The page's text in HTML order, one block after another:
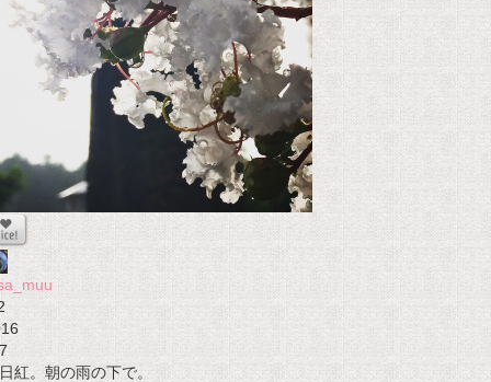
7
紅。朝の雨の下で。